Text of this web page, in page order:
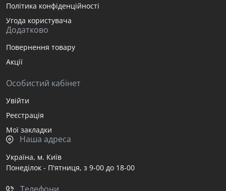
Політика конфіденційності
Угода користувача
Додатково
Повернення товару
Акції
Особистий кабінет
Увійти
Реєстрація
Мої закладки
Наша адреса
Україна, м. Київ
Понеділок - П'ятниця, з 9-00 до 18-00